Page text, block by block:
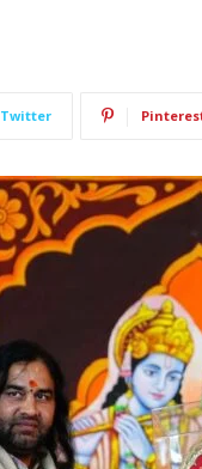
Twitter